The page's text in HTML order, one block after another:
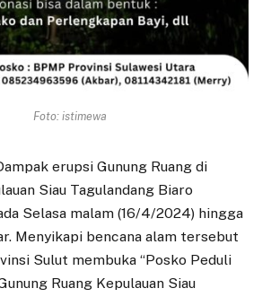
Foto: istimewa
erupsi Gunung Ruang di
Siau Tagulandang Biaro
Selasa malam (16/4/2024) hingga
Menyikapi bencana alam tersebut
Sulut membuka “Posko Peduli
Ruang Kepulauan Siau